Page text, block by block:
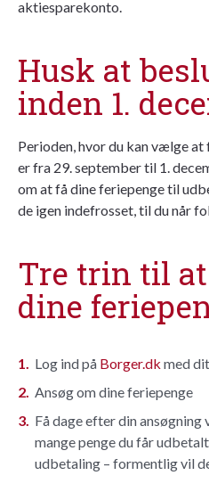
aktiesparekonto.
Husk at
inden 1.
Perioden, hvor du kan vælge
er fra 29. september til 1.
om at få dine feriepenge til
de igen indefrosset, til du når
Tre trin til
dine
Log ind på Borger.dk med
Ansøg om dine feriepenge
Få dage efter din ansøgning
mange penge du får
udbetaling – formentlig vil